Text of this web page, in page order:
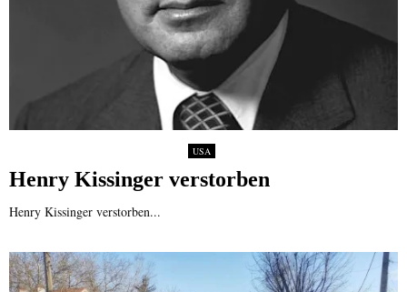
USA
Henry Kissinger verstorben
Henry Kissinger verstorben...